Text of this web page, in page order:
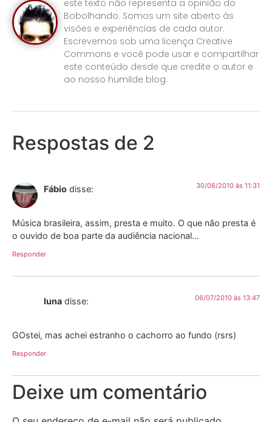
este texto não representa a opinião do
Bobolhando. Somos um site aberto às
visões e experiências de cada autor.
Escrevemos sob uma licença Creative
Commons e você pode usar e compartilhar
este conteúdo desde que credite o autor e
ao nosso humilde blog.
Respostas de 2
Fábio disse: 30/06/2010 às 11:31
Música brasileira, assim, presta e muito. O que não presta é
o ouvido de boa parte da audiência nacional…
Responder
Iuna disse: 06/07/2010 às 13:47
GOstei, mas achei estranho o cachorro ao fundo (rsrs)
Responder
Deixe um comentário